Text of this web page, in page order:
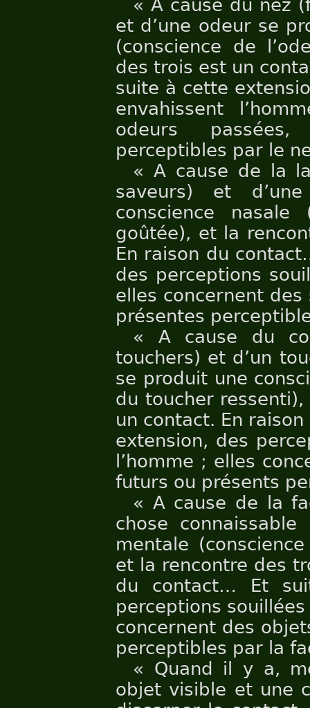
« A cause du nez
et d’une odeur se
(conscience de
des trois est un
suite à cette
envahissent
odeurs
perceptibles par le
« A cause de la
saveurs) et
conscience
goûtée), et la
En raison du
des perceptions
elles concernent
présentes
« A cause du
touchers) et d’un
se produit une
du toucher
un contact. En
extension, des
l’homme ; elles
futurs ou présents
« A cause de la
chose
mentale
et la rencontre des
du contact… Et
perceptions
concernent des
perceptibles par la
« Quand il y a,
objet visible et une